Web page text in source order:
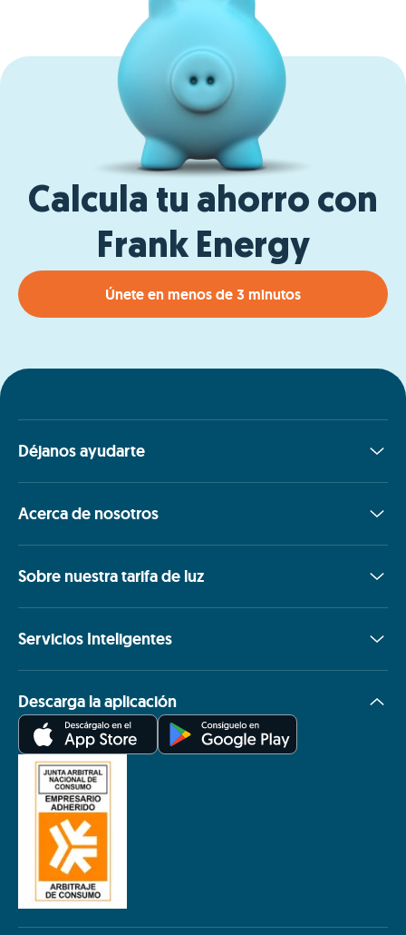
Calcula tu ahorro con
Frank Energy
Únete en menos de 3 minutos
Déjanos ayudarte
Acerca de nosotros
Sobre nuestra tarifa de luz
Servicios Inteligentes
Descarga la aplicación